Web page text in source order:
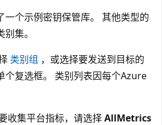
一个示例密钥保管库。 其他类型的
集。
类别组 ，或选择要发送到目标的
个复选框。 类别列表因每个Azure
收集平台指标，请选择AllMetrics